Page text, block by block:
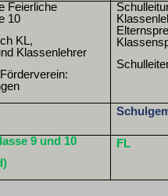
Feierliche
10
KL,
Klassenlehrer
9 und 10
FL